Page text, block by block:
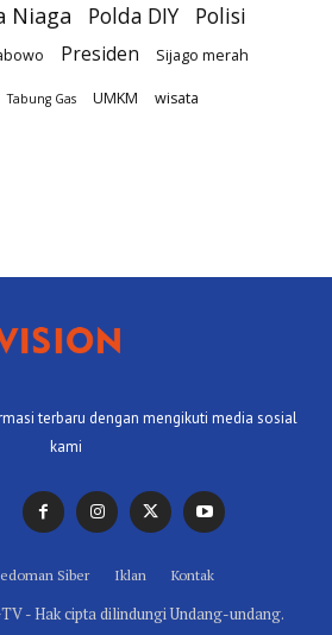
Niaga Polda DIY
Polisi
Presiden Sijago merah
Tabung Gas UMKM wisata
terbaru dengan mengikuti media sosial
kami
Siber Iklan Kontak
- Hak cipta dilindungi Undang-undang.